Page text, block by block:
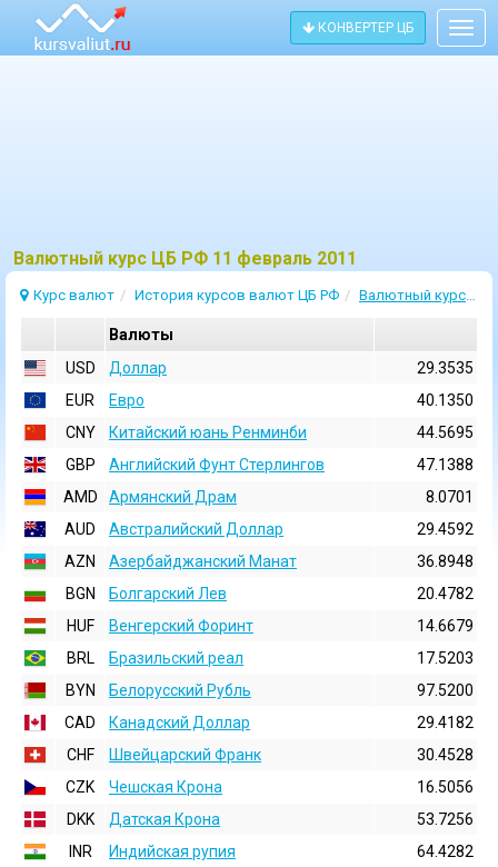
КОНВЕРТЕР ЦБ
Bалютный курс ЦБ РФ 11 февраль 2011
Курс валют История курсов валют ЦБ РФ Валютный курс 11 Февраль 2011
Валюты
USD
Доллар
29.3535
EUR
Евро
40.1350
CNY
Китайский юань Ренминби
44.5695
GBP
Английский Фунт Стерлингов
47.1388
AMD
Армянский Драм
8.0701
AUD
Австралийский Доллар
29.4592
AZN
Азербайджанский Манат
36.8948
BGN
Болгарский Лев
20.4782
HUF
Венгерский Форинт
14.6679
BRL
Бразильский реал
17.5203
BYN
Белорусский Рубль
97.5200
CAD
Канадский Доллар
29.4182
CHF
Швейцарский Франк
30.4528
CZK
Чешская Крона
16.5056
DKK
Датская Крона
53.7256
INR
Индийская pупия
64.4282